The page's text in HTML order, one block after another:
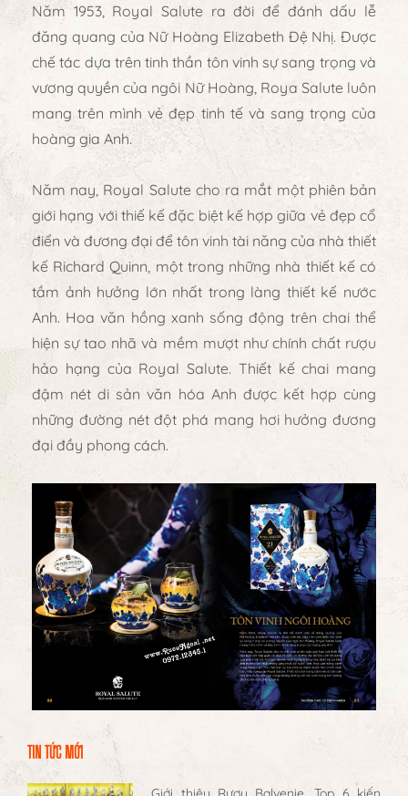
Năm 1953, Royal Salute ra đời để đánh dấu lễ
đăng quang của Nữ Hoàng Elizabeth Đệ Nhị. Được
chế tác dựa trên tinh thần tôn vinh sự sang trọng và
vương quyền của ngôi Nữ Hoàng, Roya Salute luôn
mang trên mình vẻ đẹp tinh tế và sang trọng của
hoàng gia Anh.
Năm nay, Royal Salute cho ra mắt một phiên bản
giới hạng với thiế kế đặc biệt kế hợp giữa vẻ đẹp cổ
điển và đương đại để tôn vinh tài năng của nhà thiết
kế Richard Quinn, một trong những nhà thiết kế có
tầm ảnh hưởng lớn nhất trong làng thiết kế nước
Anh. Hoa văn hồng xanh sống động trên chai thể
hiện sự tao nhã và mềm mượt như chính chất rượu
hảo hạng của Royal Salute. Thiết kế chai mang
đậm nét di sản văn hóa Anh được kết hợp cùng
những đường nét đột phá mang hơi hưởng đương
đại đầy phong cách.
TIN TỨC MỚI